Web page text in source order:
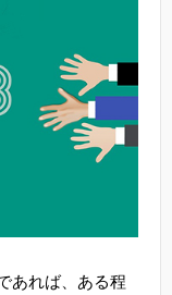
あれば、ある程